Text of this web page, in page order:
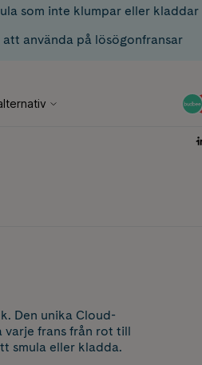
som inte klumpar eller kladdar
använda på lösögonfransar
Den unika Cloud-
varje frans från rot till
smula eller kladda.